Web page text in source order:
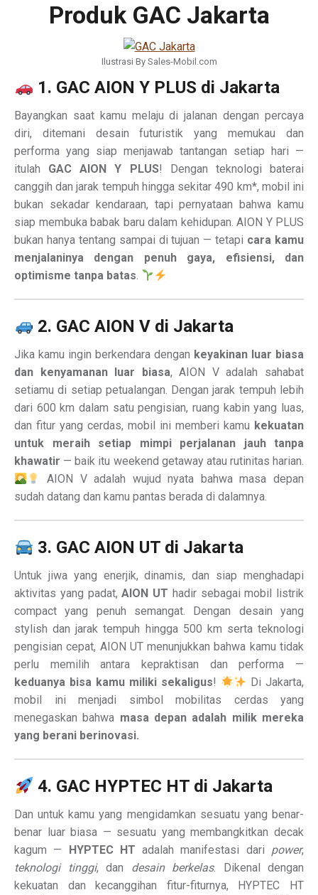
Produk GAC Jakarta
Ilustrasi By Sales-Mobil.com
1. GAC AION Y PLUS di Jakarta
Bayangkan saat kamu melaju di jalanan dengan percaya
diri, ditemani desain futuristik yang memukau dan
performa yang siap menjawab tantangan setiap hari —
itulah GAC AION Y PLUS! Dengan teknologi baterai
canggih dan jarak tempuh hingga sekitar 490 km*, mobil ini
bukan sekadar kendaraan, tapi pernyataan bahwa kamu
siap membuka babak baru dalam kehidupan. AION Y PLUS
bukan hanya tentang sampai di tujuan — tetapi cara kamu
menjalaninya dengan penuh gaya, efisiensi, dan
optimisme tanpa batas.
2. GAC AION V di Jakarta
Jika kamu ingin berkendara dengan keyakinan luar biasa
dan kenyamanan luar biasa, AION V adalah sahabat
setiamu di setiap petualangan. Dengan jarak tempuh lebih
dari 600 km dalam satu pengisian, ruang kabin yang luas,
dan fitur yang cerdas, mobil ini memberi kamu kekuatan
untuk meraih setiap mimpi perjalanan jauh tanpa
khawatir — baik itu weekend getaway atau rutinitas harian.
AION V adalah wujud nyata bahwa masa depan
sudah datang dan kamu pantas berada di dalamnya.
3. GAC AION UT di Jakarta
Untuk jiwa yang enerjik, dinamis, dan siap menghadapi
aktivitas yang padat,AION UT hadir sebagai mobil listrik
compact yang penuh semangat. Dengan desain yang
stylish dan jarak tempuh hingga 500 km serta teknologi
pengisian cepat, AION UT menunjukkan bahwa kamu tidak
perlu memilih antara kepraktisan dan performa —
keduanya bisa kamu miliki sekaligus!
Di Jakarta,
mobil ini menjadi simbol mobilitas cerdas yang
menegaskan bahwa masa depan adalah milik mereka
yang berani berinovasi.
4. GAC HYPTEC HT di Jakarta
Dan untuk kamu yang mengidamkan sesuatu yang benar-
benar luar biasa — sesuatu yang membangkitkan decak
kagum —
HYPTEC HT adalah manifestasi dari power,
teknologi tinggi, dan desain berkelas. Dikenal dengan
kekuatan dan kecanggihan fitur-fiturnya, HYPTEC HT